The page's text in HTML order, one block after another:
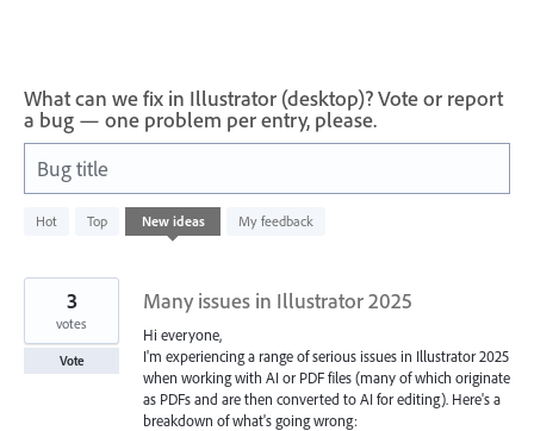
What can we fix in Illustrator (desktop)? Vote or report
a bug — one problem per entry, please.
Bug title
Hot Top New ideas My feedback
44
results
Many issues in Illustrator 2025
Hi everyone,
I'm experiencing a range of serious issues in Illustrator 2025
when working with AI or PDF files (many of which originate
as PDFs and are then converted to AI for editing). Here's a
breakdown of what's going wrong:
3
votes
Vote